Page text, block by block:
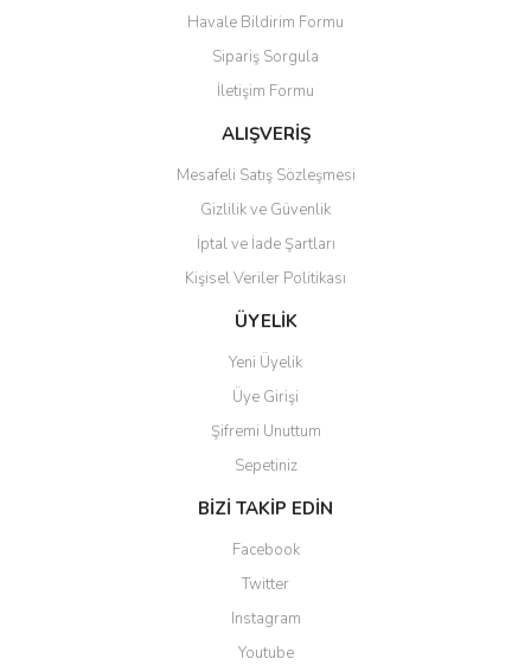
Ürün açıklamasında eksik bilgiler bulunuyor.
Ürün bilgilerinde hatalar bulunuyor.
Ürün fiyatı diğer sitelerden daha pahalı.
Bu ürüne benzer farklı alternatifler olmalı.
Gönder
Havale Bildirim Formu
Sipariş Sorgula
İletişim Formu
ALIŞVERİŞ
Mesafeli Satış Sözleşmesi
Gizlilik ve Güvenlik
İptal ve İade Şartları
Kişisel Veriler Politikası
ÜYELİK
Yeni Üyelik
Üye Girişi
Şifremi Unuttum
Sepetiniz
BİZİ TAKİP EDİN
Facebook
Twitter
Instagram
Youtube